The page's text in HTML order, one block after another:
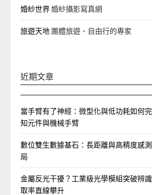
婚紗世界婚紗攝影寫真網
旅遊天地 團體旅遊、自由行的專家‎
近期文章
當手臂有了神經：微型化與低功耗如何
知元件與機械手臂
數位雙生數據基石：長距離與高精度感
局
金屬反光干擾？工業級光學模組突破辨
取率直線攀升